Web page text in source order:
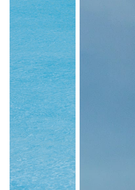
Lundi
26
Samedi
31
NOVEMBRE 2026
Dimanche
01
Lundi
02